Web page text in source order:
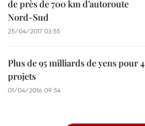
de près de 700 km d’autoroute
Nord-Sud
25/04/2017 03:55
Plus de 95 milliards de yens pour 4
projets
01/04/2016 09:54